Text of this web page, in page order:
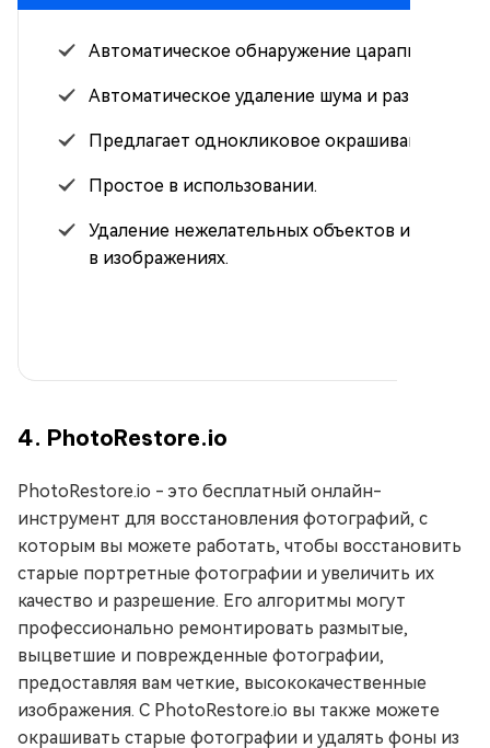
Автоматическое обнаружение царапин.
Автоматическое удаление шума и размытия.
Предлагает однокликовое окрашивание.
Простое в использовании.
Удаление нежелательных объектов и людей
в изображениях.
4. PhotoRestore.io
PhotoRestore.io - это бесплатный онлайн-
инструмент для восстановления фотографий, с
которым вы можете работать, чтобы восстановить
старые портретные фотографии и увеличить их
качество и разрешение. Его алгоритмы могут
профессионально ремонтировать размытые,
выцветшие и поврежденные фотографии,
предоставляя вам четкие, высококачественные
изображения. С PhotoRestore.io вы также можете
окрашивать старые фотографии и удалять фоны из